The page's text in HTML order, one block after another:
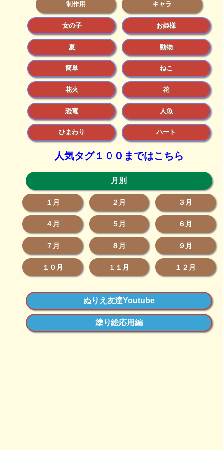
制作用 キャラ
女の子 お姫様
夏 動物
簡単 ねこ
花火 花
恐竜 人魚
ひまわり ハート
人気タグ１００まではこちら
月別
１月 ２月 ３月
４月 ５月 ６月
７月 ８月 ９月
１０月 １１月 １２月
ぬりえ友達Youtube
塗り絵応用編